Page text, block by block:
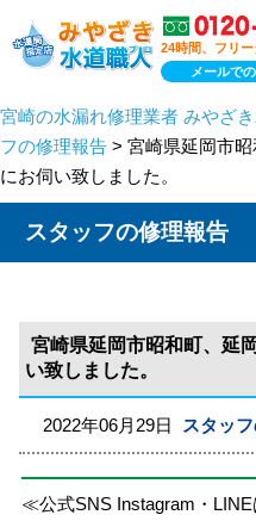
24時間、フリ
メールで
宮崎の水漏れ修理業者 みやざ
フの修理報告 > 宮崎県延岡市
にお伺い致しました。
スタッフの修理報告
宮崎県延岡市昭和町、延
い致しました。
2022年06月29日 スタッ
≪公式SNS Instagram・